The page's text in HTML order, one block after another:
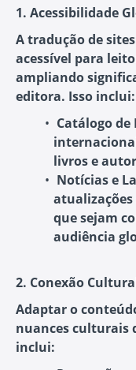
1. Acessibilidade
A tradução de
acessível para
ampliando
editora. Isso inclui:
Catálogo de
livros e
Notícias e
que sejam
audiência
2. Conexão
Adaptar o
nuances culturais
inclui: